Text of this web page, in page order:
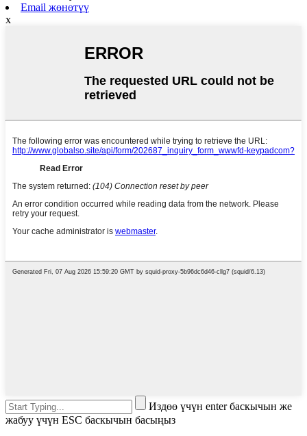
Email жөнөтүү
x
Издөө үчүн enter баскычын же
жабуу үчүн ESC баскычын басыңыз